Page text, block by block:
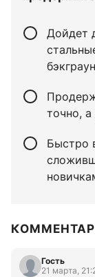
Дойдет
точно,
Быстро
Гость
21 марта,